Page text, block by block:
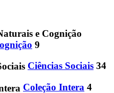
9
Ciências Sociais 34
Coleção Intera 4